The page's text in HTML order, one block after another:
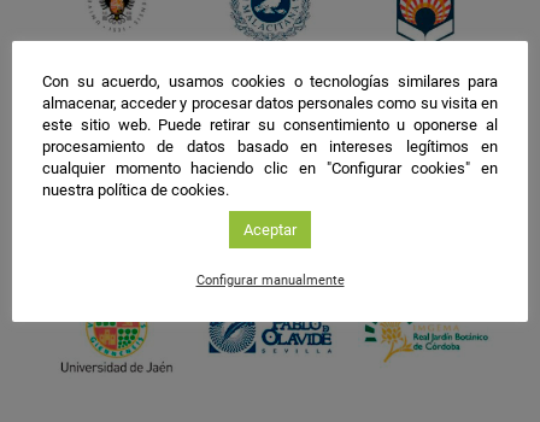
Con su acuerdo, usamos cookies o tecnologías similares para
almacenar, acceder y procesar datos personales como su visita en
este sitio web. Puede retirar su consentimiento u oponerse al
procesamiento de datos basado en intereses legítimos en
cualquier momento haciendo clic en "Configurar cookies" en
nuestra política de cookies.
Aceptar
Configurar manualmente